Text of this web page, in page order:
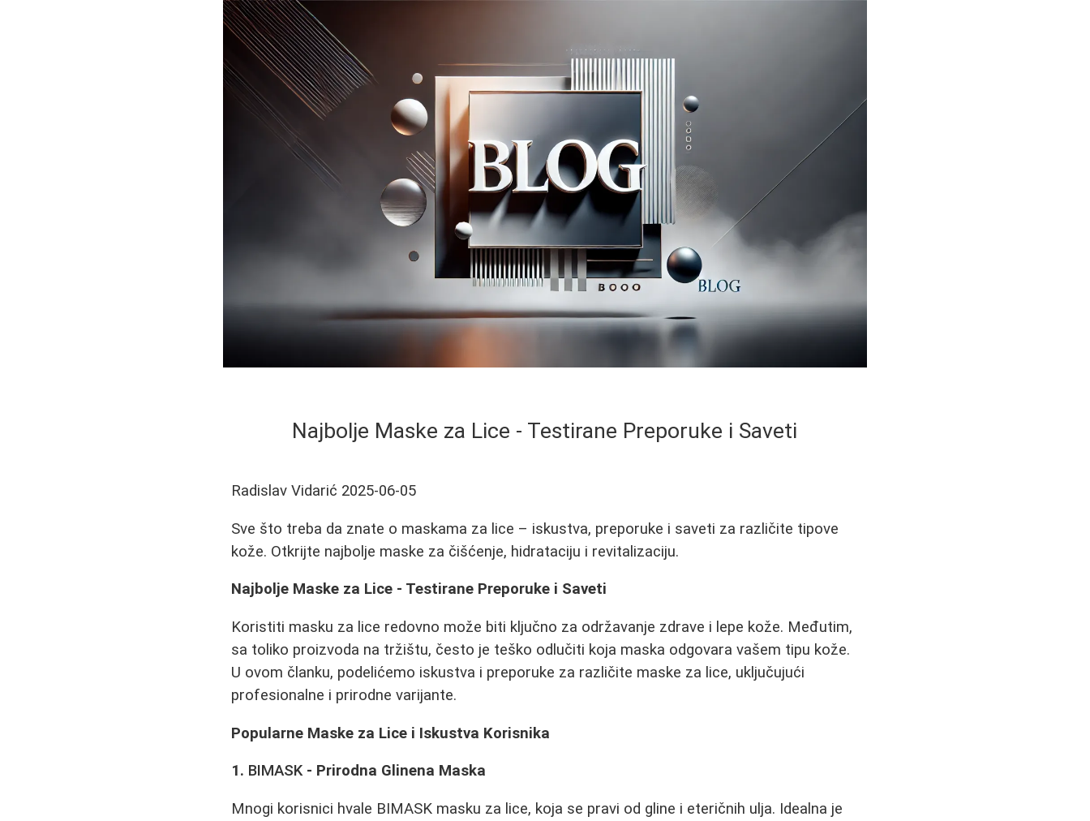
Najbolje Maske za Lice - Testirane Preporuke i Saveti
Radislav Vidarić 2025-06-05
Sve što treba da znate o maskama za lice – iskustva, preporuke i saveti za različite tipove
kože. Otkrijte najbolje maske za čišćenje, hidrataciju i revitalizaciju.
Najbolje Maske za Lice - Testirane Preporuke i Saveti
Koristiti masku za lice redovno može biti ključno za održavanje zdrave i lepe kože. Međutim,
sa toliko proizvoda na tržištu, često je teško odlučiti koja maska odgovara vašem tipu kože.
U ovom članku, podelićemo iskustva i preporuke za različite maske za lice, uključujući
profesionalne i prirodne varijante.
Popularne Maske za Lice i Iskustva Korisnika
1. BIMASK- Prirodna Glinena Maska
Mnogi korisnici hvale BIMASK masku za lice, koja se pravi od gline i eteričnih ulja. Idealna je